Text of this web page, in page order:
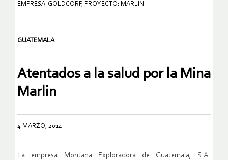
EMPRESA: GOLDCORP, PROYECTO: MARLIN
GUATEMALA
Atentados a la salud por la Mina
Marlin
4 MARZO, 2014
La empresa Montana Exploradora de Guatemala, S.A.